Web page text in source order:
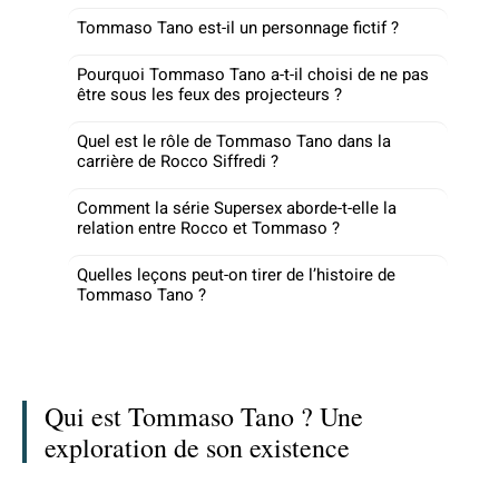
Tommaso Tano est-il un personnage fictif ?
Pourquoi Tommaso Tano a-t-il choisi de ne pas
être sous les feux des projecteurs ?
Quel est le rôle de Tommaso Tano dans la
carrière de Rocco Siffredi ?
Comment la série Supersex aborde-t-elle la
relation entre Rocco et Tommaso ?
Quelles leçons peut-on tirer de l’histoire de
Tommaso Tano ?
Qui est Tommaso Tano ? Une
exploration de son existence